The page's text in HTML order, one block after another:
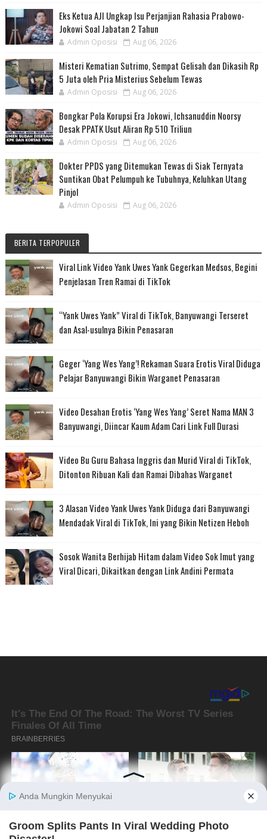
Eks Ketua AJI Ungkap Isu Perjanjian Rahasia Prabowo-
Jokowi Soal Jabatan 2 Tahun
Admin Oposisi Aug 06, 2026
Misteri Kematian Sutrimo, Sempat Gelisah dan Dikasih Rp
5 Juta oleh Pria Misterius Sebelum Tewas
Admin Oposisi Aug 06, 2026
Bongkar Pola Korupsi Era Jokowi, Ichsanuddin Noorsy
Desak PPATK Usut Aliran Rp 510 Triliun
Admin Oposisi Aug 06, 2026
Dokter PPDS yang Ditemukan Tewas di Siak Ternyata
Suntikan Obat Pelumpuh ke Tubuhnya, Keluhkan Utang
Pinjol
Admin Oposisi Aug 06, 2026
BERITA TERPOPULER
Viral Link Video Yank Uwes Yank Gegerkan Medsos, Begini
Penjelasan Tren Ramai di TikTok
“Yank Uwes Yank” Viral di TikTok, Banyuwangi Terseret
dan Asal-usulnya Bikin Penasaran
Geger ‘Yang Wes Yang’! Rekaman Suara Erotis Viral Diduga
Pelajar Banyuwangi Bikin Warganet Penasaran
Video Desahan Erotis ‘Yang Wes Yang’ Seret Nama MAN 3
Banyuwangi, Diincar Kaum Adam Cari Link Full Durasi
Video Bu Guru Bahasa Inggris dan Murid Viral di TikTok,
Ditonton Ribuan Kali dan Ramai Dibahas Warganet
3 Alasan Video Yank Uwes Yank Diduga dari Banyuwangi
Mendadak Viral di TikTok, Ini yang Bikin Netizen Heboh
Sosok Wanita Berhijab Hitam dalam Video Sok Imut yang
Viral Dicari, Dikaitkan dengan Link Andini Permata